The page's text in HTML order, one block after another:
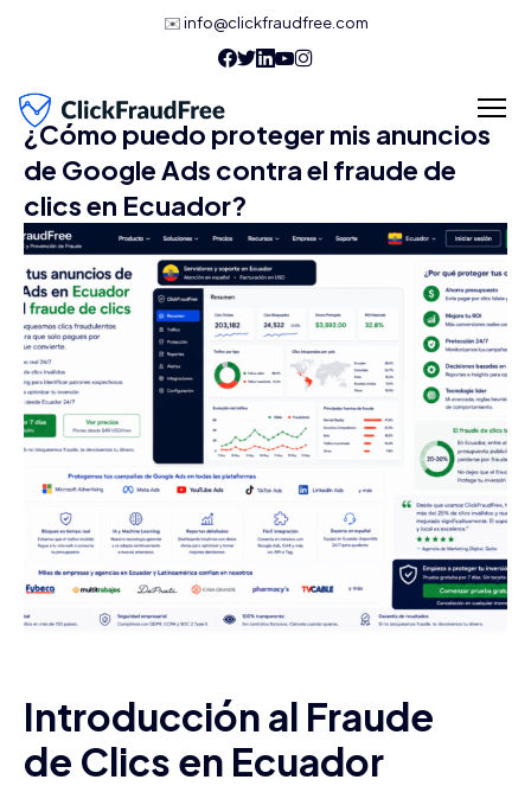
✉️info@clickfraudfree.com
¿Cómo puedo proteger mis anuncios
de Google Ads contra el fraude de
clics en Ecuador?
Introducción al Fraude
de Clics en Ecuador